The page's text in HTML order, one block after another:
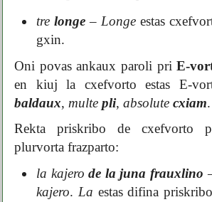
tre longe– Longeestas
gxin.
Oni povas ankaux paroli priE-
en kiuj la cxefvorto estas E-
baldaux,multepli,absolutecxiam.
Rekta priskribo de cxefvorto
plurvorta frazparto:
la kajerode la juna frauxlino
kajero. La estas difina